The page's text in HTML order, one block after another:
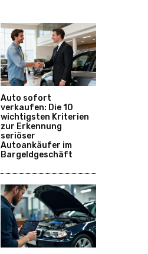
Auto sofort
verkaufen: Die 10
wichtigsten Kriterien
zur Erkennung
seriöser
Autoankäufer im
Bargeldgeschäft